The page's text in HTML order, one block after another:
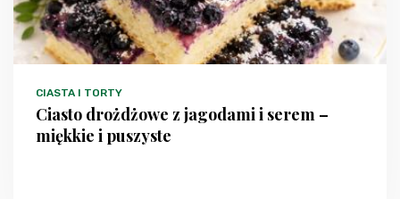
CIASTA I TORTY
Ciasto drożdżowe z jagodami i serem –
miękkie i puszyste